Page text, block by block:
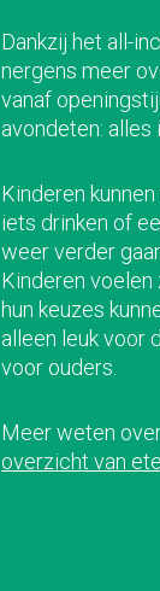
Dankzij het all-
nergens meer
vanaf
avondeten: alles
Kinderen
iets drinken of
weer verder
Kinderen
hun keuzes
alleen leuk voor
voor ouders.
Meer weten
overzicht van